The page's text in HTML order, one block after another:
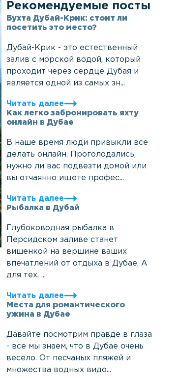
Рекомендуемые посты
Бухта Дубай-Крик: стоит ли
посетить это место?
Дубай-Крик - это естественный
залив с морской водой, который
проходит через сердце Дубая и
является одной из самых зн...
Читать далее
Как легко забронировать яхту
онлайн в Дубае
В наше время люди привыкли все
делать онлайн. Проголодались,
нужно ли вас подвезти домой или
вы отчаянно ищете профес...
Читать далее
Рыбалка в Дубай
Глубоководная рыбалка в
Персидском заливе станет
вишенкой на вершине ваших
впечатлений от отдыха в Дубае. А
для тех, ...
Читать далее
Места для романтического
ужина в Дубае
Давайте посмотрим правде в глаза
- все мы знаем, что в Дубае очень
весело. От песчаных пляжей и
множества водных видо...